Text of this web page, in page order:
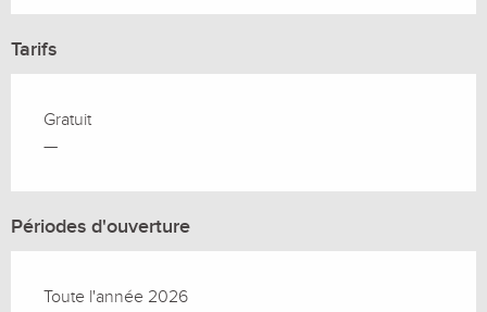
Tarifs
Gratuit
—
Périodes d'ouverture
Toute l'année 2026